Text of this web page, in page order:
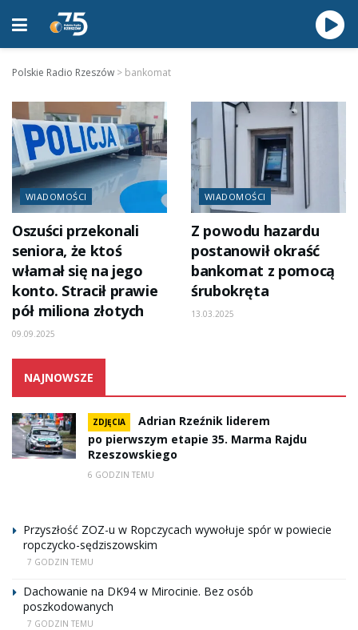
Polskie Radio Rzeszów > bankomat
WIADOMOŚCI
Oszuści przekonali
seniora, że ktoś
włamał się na jego
konto. Stracił prawie
pół miliona złotych
09.09.2025
WIADOMOŚCI
Z powodu hazardu
postanowił okraść
bankomat z pomocą
śrubokręta
13.03.2025
NAJNOWSZE
ZDJĘCIA
Adrian Rzeźnik liderem
po pierwszym etapie 35. Marma Rajdu
Rzeszowskiego
6 GODZIN TEMU
Przyszłość ZOZ-u w Ropczycach wywołuje spór w powiecie
ropczycko-sędziszowskim
7 GODZIN TEMU
Dachowanie na DK94 w Mirocinie. Bez osób
poszkodowanych
7 GODZIN TEMU